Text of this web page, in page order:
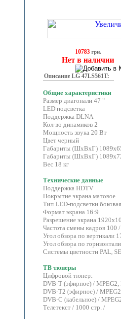
10783грн.
Нет в наличии
Описание LG 47LS561T:
Общие характеристики
Размер диагонали 47 "
LED подсветка
Поддержка DLNA
Кол-во динамиков 2
Мощность звука 20 Вт
Цвет черный
Габариты (ШхВхГ)
Габариты (ШхВхГ)
Вес 18 кг
Технические данные
Поддержка HDTV
Покрытие экрана матовое
Тип LED-подсветки боковая
Формат экрана 16:9
Разрешение экрана
Частота смены кадров 100
Угол обзора по вертикали
Угол обзора по
Системы цветности PAL,
ТВ тюнеры
Цифровой тюнер:
DVB-T (эфирное) / MPEG2,
DVB-T2 (эфирное) /
DVB-C (кабельное) /
Телетекст / 1000 стр. /